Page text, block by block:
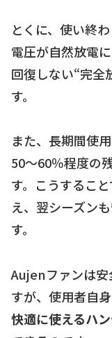
とくに、使い終
電圧が自然放電
回復しない“完全
す。
また、長期間使
50〜60％程度の
す。こうするこ
え、翌シーズン
す。
Aujenファンは安
すが、使用者自
快適に使えるハ